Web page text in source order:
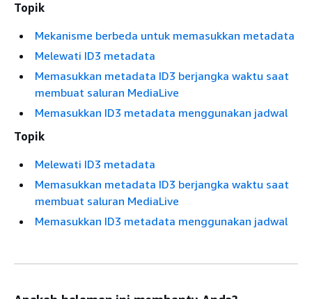
Topik
Mekanisme berbeda untuk memasukkan metadata
Melewati ID3 metadata
Memasukkan metadata ID3 berjangka waktu saat
membuat saluran MediaLive
Memasukkan ID3 metadata menggunakan jadwal
Topik
Melewati ID3 metadata
Memasukkan metadata ID3 berjangka waktu saat
membuat saluran MediaLive
Memasukkan ID3 metadata menggunakan jadwal